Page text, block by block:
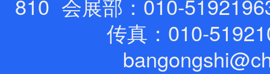
810 会展部：010-
传真：010-